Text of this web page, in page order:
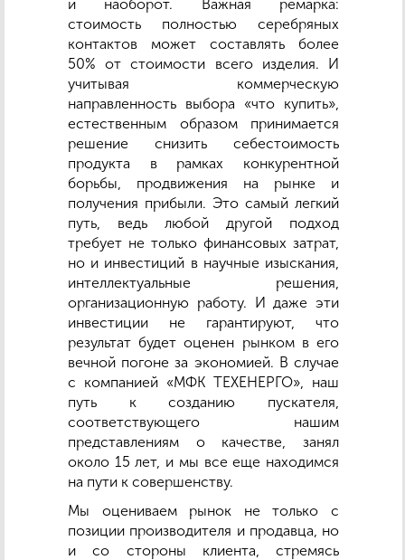
и наоборот. Важная ремарка:
стоимость полностью серебряных
контактов может составлять более
50% от стоимости всего изделия. И
учитывая коммерческую
направленность выбора «что купить»,
естественным образом принимается
решение снизить себестоимость
продукта в рамках конкурентной
борьбы, продвижения на рынке и
получения прибыли. Это самый легкий
путь, ведь любой другой подход
требует не только финансовых затрат,
но и инвестиций в научные изыскания,
интеллектуальные решения,
организационную работу. И даже эти
инвестиции не гарантируют, что
результат будет оценен рынком в его
вечной погоне за экономией. В случае
с компанией «МФК ТЕХЕНЕРГО», наш
путь к созданию пускателя,
соответствующего нашим
представлениям о качестве, занял
около 15 лет, и мы все еще находимся
на пути к совершенству.
Мы оцениваем рынок не только с
позиции производителя и продавца, но
и со стороны клиента, стремясь